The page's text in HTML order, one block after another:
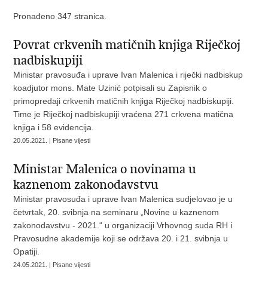
Pronađeno 347 stranica.
Povrat crkvenih matičnih knjiga Riječkoj
nadbiskupiji
Ministar pravosuđa i uprave Ivan Malenica i riječki nadbiskup
koadjutor mons. Mate Uzinić potpisali su Zapisnik o
primopredaji crkvenih matičnih knjiga Riječkoj nadbiskupiji.
Time je Riječkoj nadbiskupiji vraćena 271 crkvena matična
knjiga i 58 evidencija.
20.05.2021. | Pisane vijesti
Ministar Malenica o novinama u
kaznenom zakonodavstvu
Ministar pravosuđa i uprave Ivan Malenica sudjelovao je u
četvrtak, 20. svibnja na seminaru „Novine u kaznenom
zakonodavstvu - 2021.“ u organizaciji Vrhovnog suda RH i
Pravosudne akademije koji se održava 20. i 21. svibnja u
Opatiji.
24.05.2021. | Pisane vijesti